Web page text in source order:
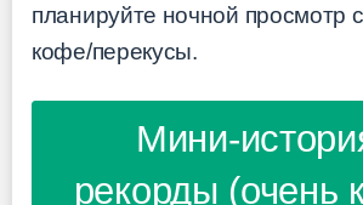
планируйте ночной просмотр
кофе/перекусы.
Мини-
рекорды (очень